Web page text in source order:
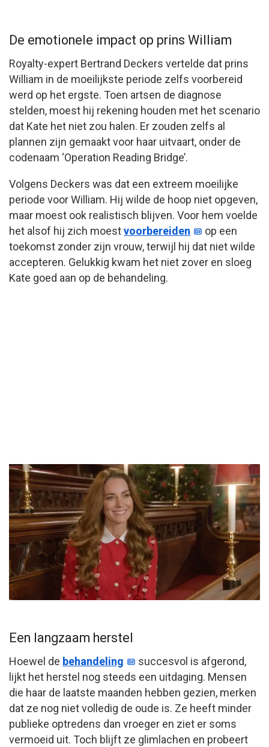
De emotionele impact op prins William
Royalty-expert Bertrand Deckers vertelde dat prins
William in de moeilijkste periode zelfs voorbereid
werd op het ergste. Toen artsen de diagnose
stelden, moest hij rekening houden met het scenario
dat Kate het niet zou halen. Er zouden zelfs al
plannen zijn gemaakt voor haar uitvaart, onder de
codenaam ‘Operation Reading Bridge’.
Volgens Deckers was dat een extreem moeilijke
periode voor William. Hij wilde de hoop niet opgeven,
maar moest ook realistisch blijven. Voor hem voelde
het alsof hij zich moestvoorbereiden
op een
toekomst zonder zijn vrouw, terwijl hij dat niet wilde
accepteren. Gelukkig kwam het niet zover en sloeg
Kate goed aan op de behandeling.
Een langzaam herstel
Hoewel de behandeling
succesvol is afgerond,
lijkt het herstel nog steeds een uitdaging. Mensen
die haar de laatste maanden hebben gezien, merken
dat ze nog niet volledig de oude is. Ze heeft minder
publieke optredens dan vroeger en ziet er soms
vermoeid uit. Toch blijft ze glimlachen en probeert